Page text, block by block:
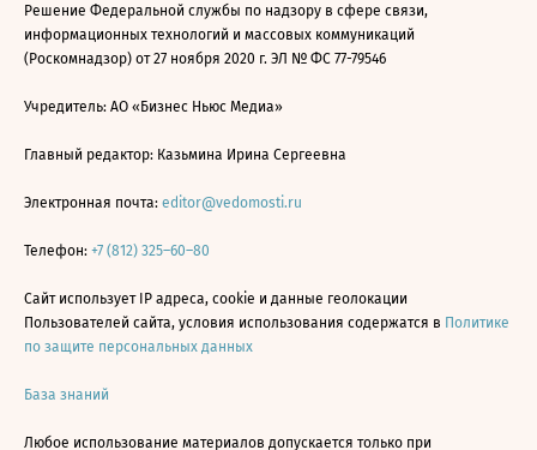
Решение Федеральной службы по надзору в сфере связи,
информационных технологий и массовых коммуникаций
(Роскомнадзор) от 27 ноября 2020 г. ЭЛ № ФС 77-79546
Учредитель: АО «Бизнес Ньюс Медиа»
Главный редактор: Казьмина Ирина Сергеевна
Электронная почта: editor@vedomosti.ru
Телефон: +7 (812) 325–60–80
Сайт использует IP адреса, cookie и данные геолокации
Пользователей сайта, условия использования содержатся в Политике
по защите персональных данных
База знаний
Любое использование материалов допускается только при